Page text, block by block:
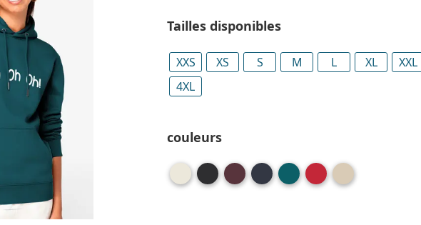
Tailles disponibles
XXS XS S M L XL XXL
4XL
couleurs